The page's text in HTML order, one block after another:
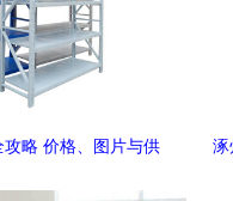
略 价格、图片与供
涿